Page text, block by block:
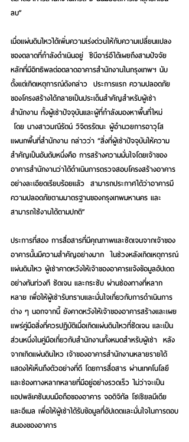
ลบ”
เมื่อแผ่นดินไหวได้เพิ่มความเร่งด่วนให้กับความเปลี่ยนแปลง
ของตลาดที่กำลังดำเนินอยู่  ซีบีอาร์อีได้เผยถึงสามปัจจัย
หลักที่มีอิทธิพลต่อตลาดอาคารสำนักงานในกรุงเทพฯ นับ
ตั้งแต่เกิดเหตุการณ์ดังกล่าว  ประการแรก ความปลอดภัย
ของโครงสร้างได้กลายเป็นประเด็นสำคัญสำหรับผู้เช่า
สำนักงาน ทั้งผู้เช่าปัจจุบันและผู้ที่กำลังมองหาพื้นที่ใหม่
โดย นางสาวมณีรัตน์ วิจิตรรัตนะ ผู้อำนวยการอาวุโส
แผนกพื้นที่สำนักงาน กล่าวว่า “สิ่งที่ผู้เช่าปัจจุบันให้ความ
สำคัญเป็นอันดับหนึ่งคือ การสร้างความมั่นใจโดยเจ้าของ
อาคารสำนักงานว่าได้ดำเนินการตรวจสอบโครงสร้างอาคาร
อย่างละเอียดเรียบร้อยแล้ว  สามารถประกาศได้ว่าอาคารมี
ความปลอดภัยตามมาตรฐานของกรุงเทพมหานคร และ
สามารถใช้งานได้ตามปกติ”
ประการที่สอง การสื่อสารที่มีคุณภาพและชัดเจนจากเจ้าของ
อาคารนั้นมีความสำคัญอย่างมาก  ในช่วงหลังเกิดเหตุการณ์
แผ่นดินไหว ผู้เช่าคาดหวังให้เจ้าของอาคารแจ้งข้อมูลอัปเดต
อย่างทันท่วงที ชัดเจน และกระชับ ผ่านช่องทางที่หลาก
หลาย เพื่อให้ผู้เช่ารับทราบและมั่นใจเกี่ยวกับการดำเนินการ
ต่าง ๆ นอกจากนี้ ยังคาดหวังให้เจ้าของอาคารสร้างและเผย
แพร่คู่มือสิ่งที่ควรปฏิบัติเมื่อเกิดแผ่นดินไหวที่ชัดเจน และเป็น
ส่วนหนึ่งในคู่มือเกี่ยวกับสำนักงานทั้งหมดสำหรับผู้เช่า  หลัง
จากเกิดแผ่นดินไหว เจ้าของอาคารสำนักงานหลายรายได้
แสดงให้เห็นถึงตัวอย่างที่ดี โดยการสื่อสาร ผ่านเทคโนโลยี
และช่องทางหลากหลายที่มีอยู่อย่างรวดเร็ว ไม่ว่าจะเป็น
แอปพลิเคชันบนมือถือของอาคาร จอดิจิทัล โซเชียลมีเดีย
และอีเมล เพื่อให้ผู้เช่าได้รับข้อมูลที่อัปเดตและมั่นใจในการตอบ
สนองของอาคาร